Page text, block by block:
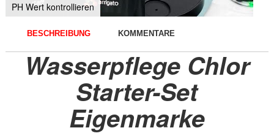
PH Wert kontrollieren
BESCHREIBUNG KOMMENTARE
Wasserpflege Chlor
Starter-Set
Eigenmarke